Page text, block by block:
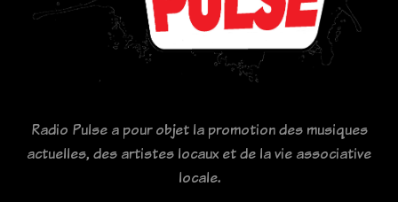
Radio Pulse a pour objet la promotion des musiques
actuelles, des artistes locaux et de la vie associative
locale.